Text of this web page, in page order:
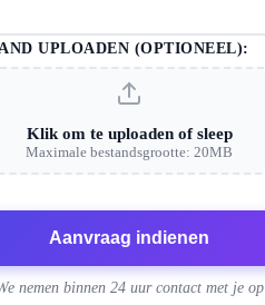
UPLOADEN (OPTIONEEL):
Klik om te uploaden of sleep
Maximale bestandsgrootte: 20MB
Aanvraag indienen
nemen binnen 24 uur contact met je op